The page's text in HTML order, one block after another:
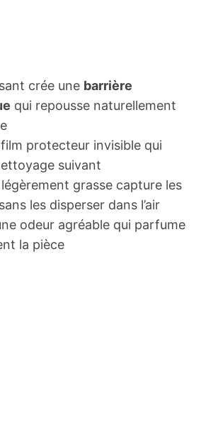
crée une barrière
qui repousse naturellement
protecteur invisible qui
suivant
grasse capture les
les disperser dans l’air
odeur agréable qui parfume
la pièce